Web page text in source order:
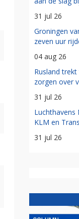
31 jul 26
Groningen
zeven uur
04 aug 26
Rusland
zorgen over
31 jul 26
Luchthavens
KLM en
31 jul 26